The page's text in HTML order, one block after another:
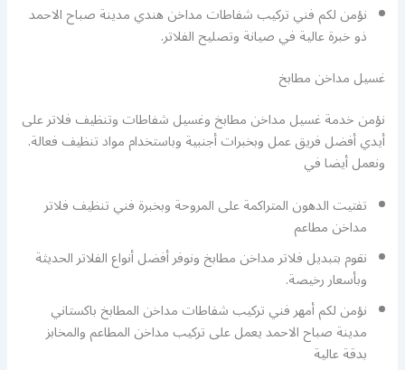
نؤمن لكم فني تركيب شفاطات مداخن هندي مدينة صباح الاحمد
ذو خبرة عالية في صيانة وتصليح الفلاتر.
غسيل مداخن مطابخ
نؤمن خدمة غسيل مداخن مطابخ وغسيل شفاطات وتنظيف فلاتر على
أيدي أفضل فريق عمل وبخبرات أجنبية وباستخدام مواد تنظيف فعالة.
ونعمل أيضا في
تفتيت الدهون المتراكمة على المروحة وبخبرة فني تنظيف فلاتر
مداخن مطاعم
نقوم بتبديل فلاتر مداخن مطابخ ونوفر أفضل أنواع الفلاتر الحديثة
وبأسعار رخيصة.
نؤمن لكم أمهر فني تركيب شفاطات مداخن المطابخ باكستاني
مدينة صباح الاحمد يعمل على تركيب مداخن المطاعم والمخابز
بدقة عالية